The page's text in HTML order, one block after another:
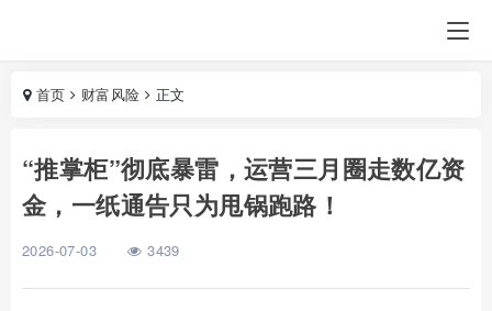
首页 财富风险 正文
“推掌柜”彻底暴雷，运营三月圈走数亿资
金，一纸通告只为甩锅跑路！
2026-07-03 3439